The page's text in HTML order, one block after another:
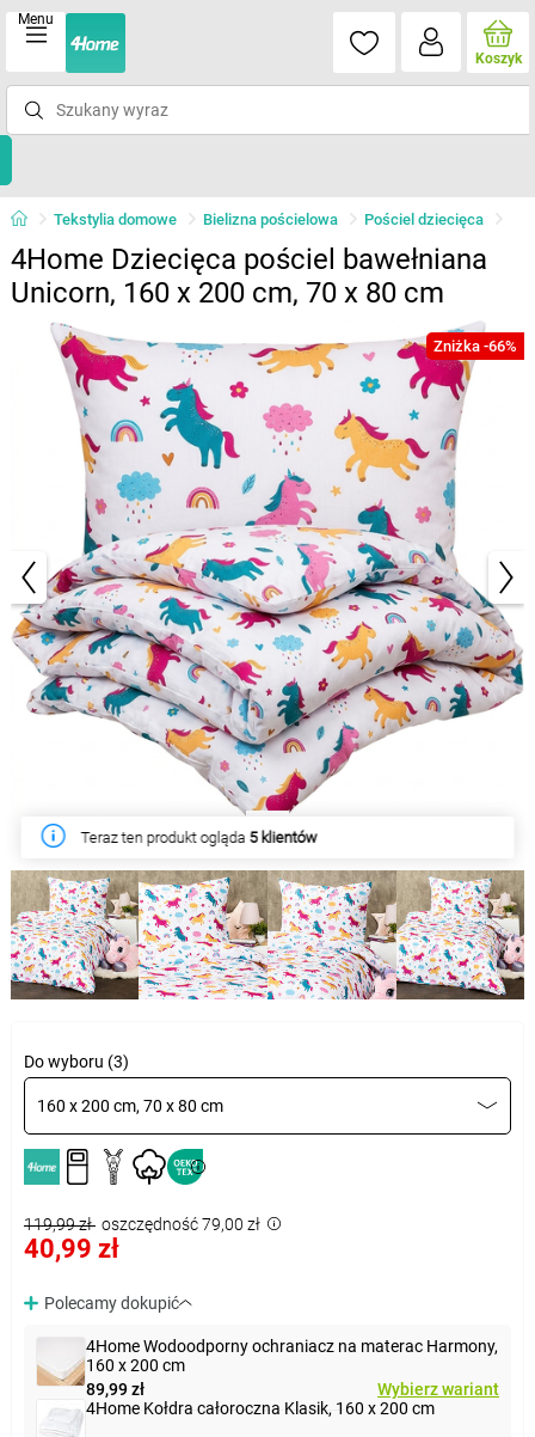
Menu
Koszyk
Tekstylia domowe Bielizna pościelowa Pościel dziecięca
4Home Dziecięca pościel bawełniana
Unicorn, 160 x 200 cm, 70 x 80 cm
Zniżka -66%
W tym tygodniu produkt kupiło37 klientów
Do wyboru (3)
160 x 200 cm, 70 x 80 cm
119,99 zł oszczędność 79,00 zł
40,99 zł
Polecamy dokupić
4Home Wodoodporny ochraniacz na materac Harmony,
160 x 200 cm
89,99 zł
Wybierz wariant
4Home Kołdra całoroczna Klasik, 160 x 200 cm